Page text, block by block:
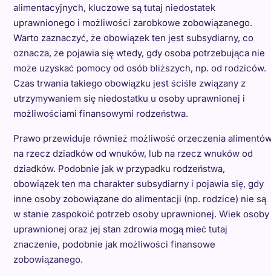
alimentacyjnych, kluczowe są tutaj niedostatek
uprawnionego i możliwości zarobkowe zobowiązanego.
Warto zaznaczyć, że obowiązek ten jest subsydiarny, co
oznacza, że pojawia się wtedy, gdy osoba potrzebująca nie
może uzyskać pomocy od osób bliższych, np. od rodziców.
Czas trwania takiego obowiązku jest ściśle związany z
utrzymywaniem się niedostatku u osoby uprawnionej i
możliwościami finansowymi rodzeństwa.
Prawo przewiduje również możliwość orzeczenia
na rzecz dziadków od wnuków, lub na rzecz wnuków od
dziadków. Podobnie jak w przypadku rodzeństwa,
obowiązek ten ma charakter subsydiarny i pojawia się, gdy
inne osoby zobowiązane do alimentacji (np. rodzice) nie są
w stanie zaspokoić potrzeb osoby uprawnionej. Wiek osoby
uprawnionej oraz jej stan zdrowia mogą mieć tutaj
znaczenie, podobnie jak możliwości finansowe
zobowiązanego.